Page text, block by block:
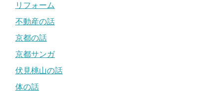
リフォーム
不動産の話
京都の話
京都サンガ
伏見桃山の話
体の話